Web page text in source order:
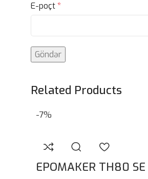
E-poçt*
Related Products
-7%
EPOMAKER TH80 SE